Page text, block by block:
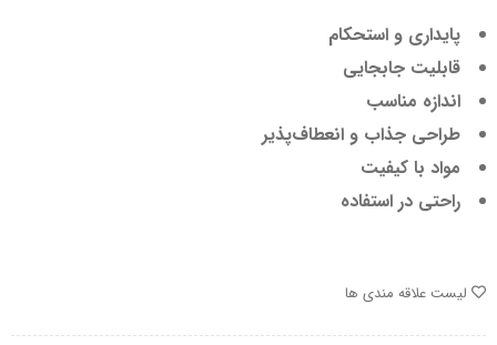
پایداری و استحکام
قابلیت جابجایی
اندازه مناسب
طراحی جذاب و انعطاف‌پذیر
مواد با کیفیت
راحتی در استفاده
لیست علاقه مندی ها